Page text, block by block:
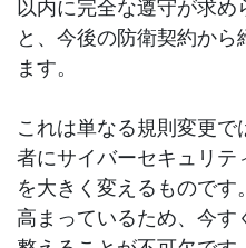
以内に完全な遵守が求
と、今後の防衛契約から
ます。
これは単なる規則変更
者にサイバーセキュリ
を大きく変えるもので
高まっているため、今す